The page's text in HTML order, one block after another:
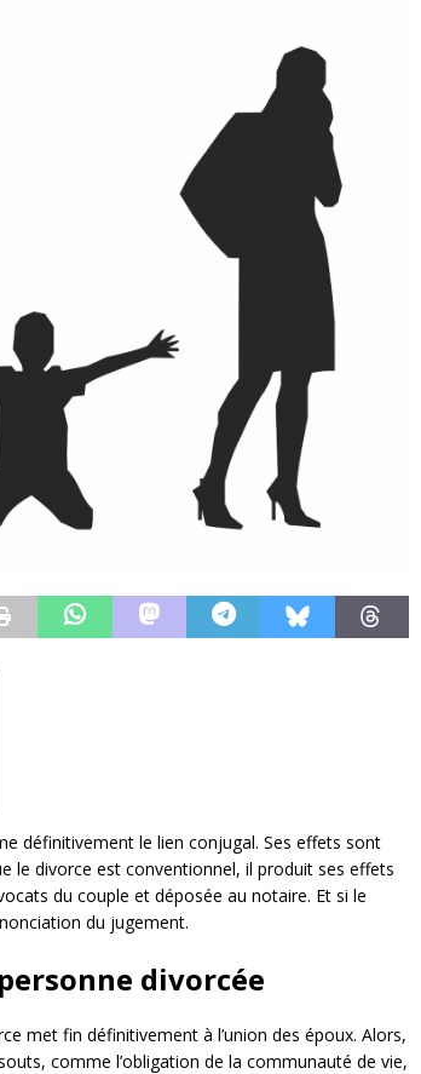
définitivement le lien conjugal. Ses effets sont
le divorce est conventionnel, il produit ses effets
du couple et déposée au notaire. Et si le
du jugement.
divorcée
met fin définitivement à l’union des époux. Alors,
comme l’obligation de la communauté de vie,